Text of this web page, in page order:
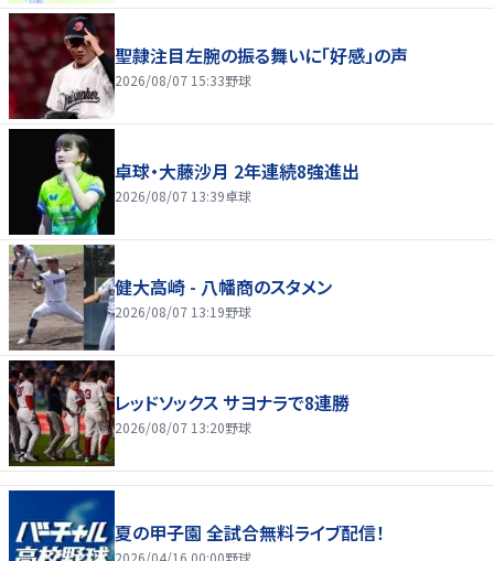
聖隷注目左腕の振る舞いに「好感」の声
2026/08/07 15:33野球
卓球・大藤沙月 2年連続8強進出
2026/08/07 13:39卓球
健大高崎 - 八幡商のスタメン
2026/08/07 13:19野球
レッドソックス サヨナラで8連勝
2026/08/07 13:20野球
夏の甲子園 全試合無料ライブ配信！
2026/04/16 00:00野球